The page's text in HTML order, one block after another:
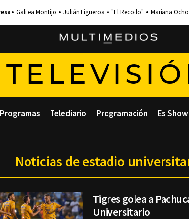
Galilea Montijo Julián Figueroa "El Recodo" Mariana
Programas Telediario Programación Es Show
Noticias de estadio
Tigres golea a
Universitario